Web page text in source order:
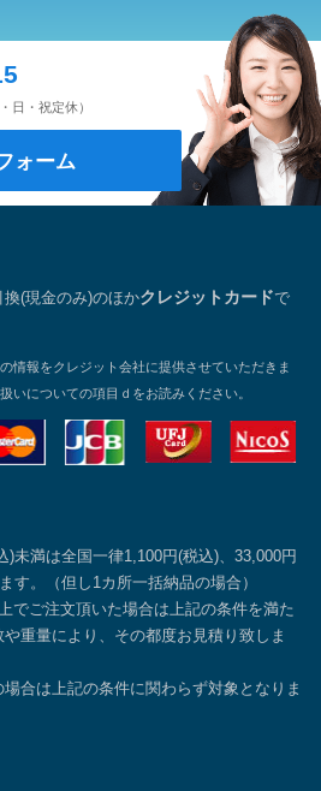
日・祝定休）
ォーム
(現金のみ)のほかクレジットカードで
情報をクレジット会社に提供させていただきま
いについての項目ｄをお読みください。
)未満は全国一律1,100円(税込)、33,000円
す。（但し1カ所一括納品の場合）
でご注文頂いた場合は上記の条件を満た
重量により、その都度お見積り致しま
合は上記の条件に関わらず対象となりま